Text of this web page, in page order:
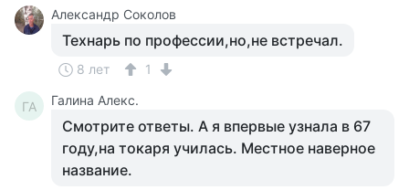
Александр Соколов
Технарь по профессии,но,не встречал.
8 лет 1
ГА Галина Алекс.
Смотрите ответы. А я впервые узнала в 67
году,на токаря училась. Местное наверное
название.